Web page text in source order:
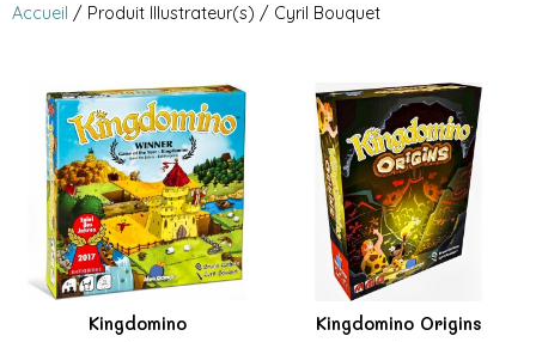
Accueil / Produit Illustrateur(s) / Cyril Bouquet
Kingdomino Kingdomino Origins